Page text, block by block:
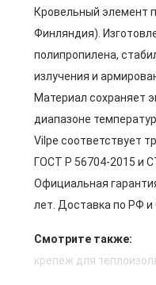
Кровельный элемент
Финляндия).
полипропилена,
излучения и
Материал сохраняет
диапазоне
Vilpe соответствует
ГОСТ Р 56704-2015 и
Официальная
лет. Доставка по РФ и
Смотрите также:
крепёж для